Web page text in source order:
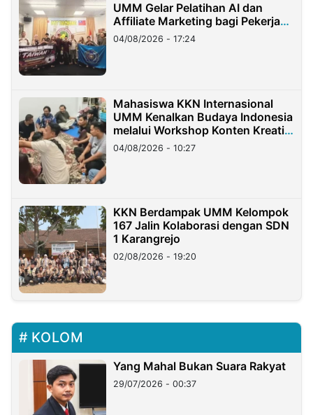
UMM Gelar Pelatihan AI dan
Affiliate Marketing bagi Pekerja
Migran Indonesia di Taiwan
04/08/2026 - 17:24
Mahasiswa KKN Internasional
UMM Kenalkan Budaya Indonesia
melalui Workshop Konten Kreatif
di Taiwan
04/08/2026 - 10:27
KKN Berdampak UMM Kelompok
167 Jalin Kolaborasi dengan SDN
1 Karangrejo
02/08/2026 - 19:20
KOLOM
Yang Mahal Bukan Suara Rakyat
29/07/2026 - 00:37